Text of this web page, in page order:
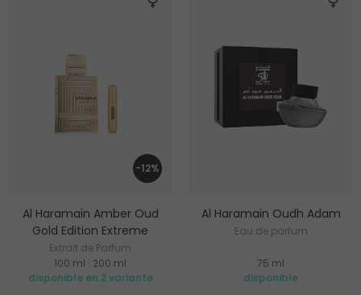
-12%
Al Haramain Amber Oud
Gold Edition Extreme
Extrait de Parfum
100 ml
200 ml
disponible en 2 variante
Al Haramain Oudh Adam
Eau de parfum
75 ml
disponible